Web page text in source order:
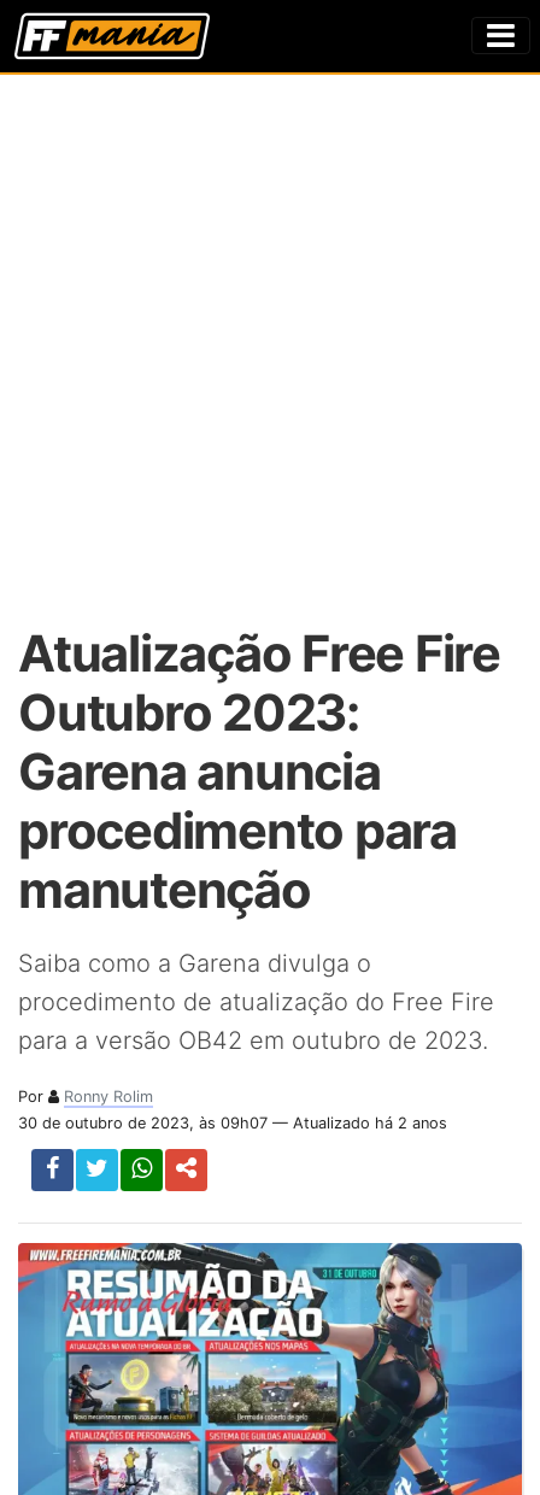
Atualização Free Fire
Outubro 2023:
Garena anuncia
procedimento para
manutenção
Saiba como a Garena divulga o
procedimento de atualização do Free Fire
para a versão OB42 em outubro de 2023.
Por
Ronny Rolim
30 de outubro de 2023, às 09h07 — Atualizado há 2 anos